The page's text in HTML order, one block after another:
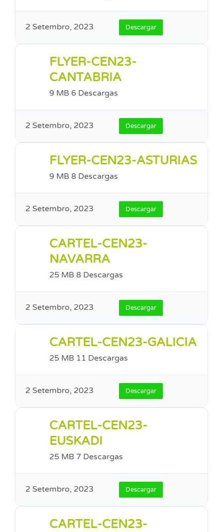
2 Setembro, 2023 Descargar
FLYER-CEN23-
CANTABRIA
9 MB 6 Descargas
2 Setembro, 2023 Descargar
FLYER-CEN23-ASTURIAS
9 MB 8 Descargas
2 Setembro, 2023 Descargar
CARTEL-CEN23-
NAVARRA
25 MB 8 Descargas
2 Setembro, 2023 Descargar
CARTEL-CEN23-GALICIA
25 MB 11 Descargas
2 Setembro, 2023 Descargar
CARTEL-CEN23-
EUSKADI
25 MB 7 Descargas
2 Setembro, 2023 Descargar
CARTEL-CEN23-